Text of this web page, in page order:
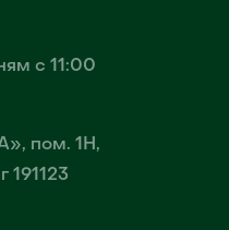
с 11:00
пом. 1Н,
191123